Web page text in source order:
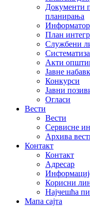
Документи
планирања
План
Службени
Акти
Јавне
Конкурси
Јавни
Огласи
Вести
Вести
Сервисне
Архива
Контакт
Контакт
Адресар
Корисни
Најчешћа
Мапа сајта